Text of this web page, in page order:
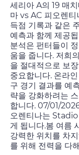
세리아 A의 19 매
마 vs AC 피오렌티
득점 기록과 같은
예측과 함께 제공
분석은 펀터들이
움을 줍니다. 저희
을 절대적으로 보
중요합니다. 온라
구 경기 결과를 예
략을 강화하려는
합니다. 07/01/
오렌티나는
게 됩니다.봄 여름
강력한 위치를 차
를 위해 전력을 다